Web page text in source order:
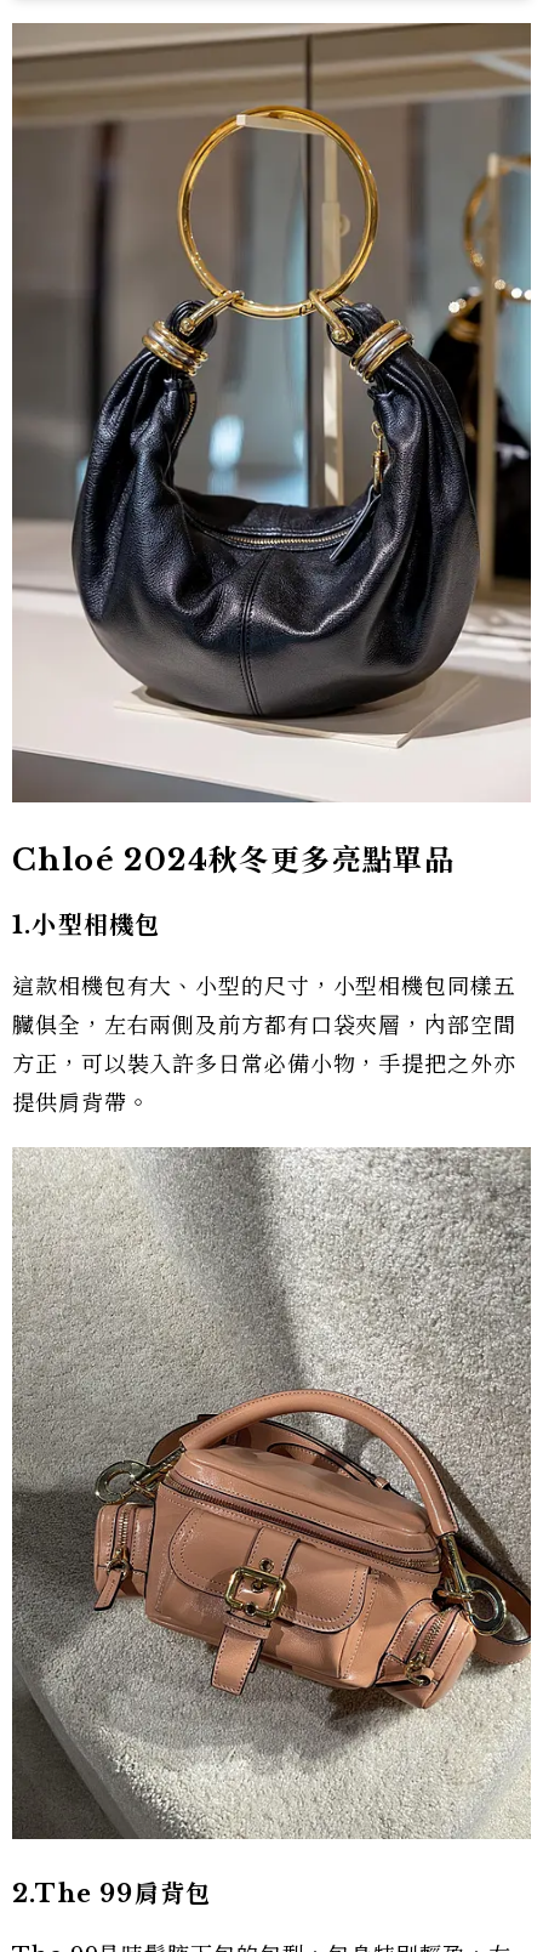
Chloé 2024秋冬更多亮點單品
1.小型相機包
這款相機包有大、小型的尺寸，小型相機包同樣五
臟俱全，左右兩側及前方都有口袋夾層，內部空間
方正，可以裝入許多日常必備小物，手提把之外亦
提供肩背帶。
2.The 99肩背包